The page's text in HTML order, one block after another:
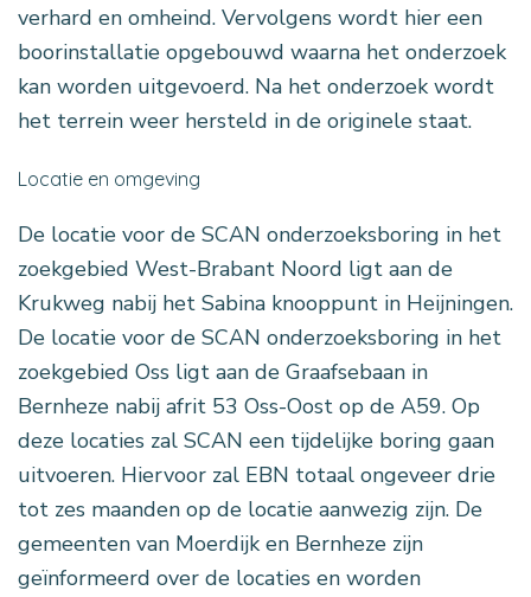
verhard en omheind. Vervolgens wordt hier een
boorinstallatie opgebouwd waarna het onderzoek
kan worden uitgevoerd. Na het onderzoek wordt
het terrein weer hersteld in de originele staat.
Locatie en omgeving
De locatie voor de SCAN onderzoeksboring in het
zoekgebied West-Brabant Noord ligt aan de
Krukweg nabij het Sabina knooppunt in Heijningen.
De locatie voor de SCAN onderzoeksboring in het
zoekgebied Oss ligt aan de Graafsebaan in
Bernheze nabij afrit 53 Oss-Oost op de A59. Op
deze locaties zal SCAN een tijdelijke boring gaan
uitvoeren. Hiervoor zal EBN totaal ongeveer drie
tot zes maanden op de locatie aanwezig zijn. De
gemeenten van Moerdijk en Bernheze zijn
geïnformeerd over de locaties en worden